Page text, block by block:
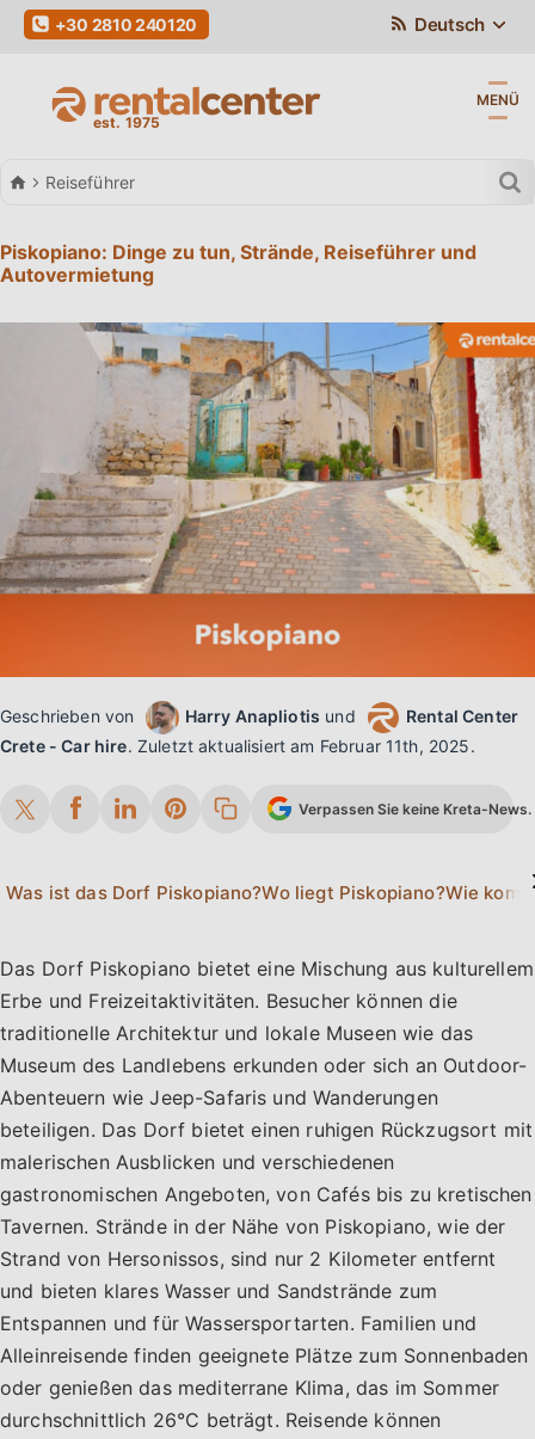
Deutsch
+30 2810 240120
MENÜ
Autovermietung
Reiseführer
Piskopiano: Dinge zu tun, Strände, Reiseführer und
Autovermietung
Geschrieben von Harry Anapliotis und
Rental Center
Crete - Car hire. Zuletzt aktualisiert am Februar 11th, 2025.
Verpassen Sie keine Kreta-
Was ist das Dorf Piskopiano?Wo liegt Piskopiano?
Das Dorf Piskopiano bietet eine Mischung aus kulturellem
Erbe und Freizeitaktivitäten. Besucher können die
traditionelle Architektur und lokale Museen wie das
Museum des Landlebens erkunden oder sich an Outdoor-
Abenteuern wie Jeep-Safaris und Wanderungen
beteiligen. Das Dorf bietet einen ruhigen Rückzugsort mit
malerischen Ausblicken und verschiedenen
gastronomischen Angeboten, von Cafés bis zu kretischen
Tavernen. Strände in der Nähe von Piskopiano, wie der
Strand von Hersonissos, sind nur 2 Kilometer entfernt
und bieten klares Wasser und Sandstrände zum
Entspannen und für Wassersportarten. Familien und
Alleinreisende finden geeignete Plätze zum Sonnenbaden
oder genießen das mediterrane Klima, das im Sommer
durchschnittlich 26°C beträgt. Reisende können